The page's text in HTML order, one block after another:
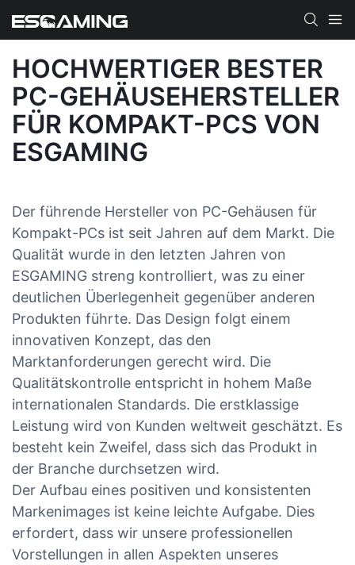
HOCHWERTIGER BESTER
PC-GEHÄUSEHERSTELLER
FÜR KOMPAKT-PCS VON
ESGAMING
Der führende Hersteller von PC-Gehäusen für
Kompakt-PCs ist seit Jahren auf dem Markt. Die
Qualität wurde in den letzten Jahren von
ESGAMING streng kontrolliert, was zu einer
deutlichen Überlegenheit gegenüber anderen
Produkten führte. Das Design folgt einem
innovativen Konzept, das den
Marktanforderungen gerecht wird. Die
Qualitätskontrolle entspricht in hohem Maße
internationalen Standards. Die erstklassige
Leistung wird von Kunden weltweit geschätzt. Es
besteht kein Zweifel, dass sich das Produkt in
der Branche durchsetzen wird.
Der Aufbau eines positiven und konsistenten
Markenimages ist keine leichte Aufgabe. Dies
erfordert, dass wir unsere professionellen
Vorstellungen in allen Aspekten unseres